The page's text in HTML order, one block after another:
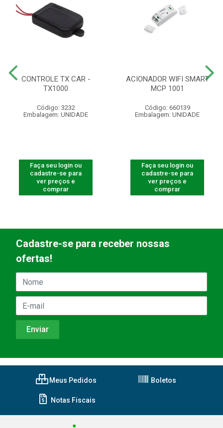
CONTROLE TX CAR -
TX1000
Código: 3232
Embalagem: UNIDADE
Faça seu login ou
cadastre-se para
ver preços e
comprar
ACIONADOR WIFI SMART
MCP 1001
Código: 660139
Embalagem: UNIDADE
Faça seu login ou
cadastre-se para
ver preços e
comprar
Cadastre-se para receber nossas
ofertas!
Meus Pedidos Boletos
Notas Fiscais